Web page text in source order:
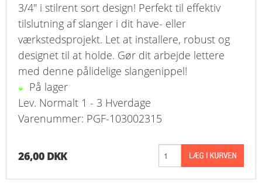
3/4" i stilrent sort design! Perfekt til effektiv
tilslutning af slanger i dit have- eller
værkstedsprojekt. Let at installere, robust og
designet til at holde. Gør dit arbejde lettere
med denne pålidelige slangenippel!
På lager
Lev. Normalt 1 - 3 Hverdage
Varenummer: PGF-103002315
26,00 DKK